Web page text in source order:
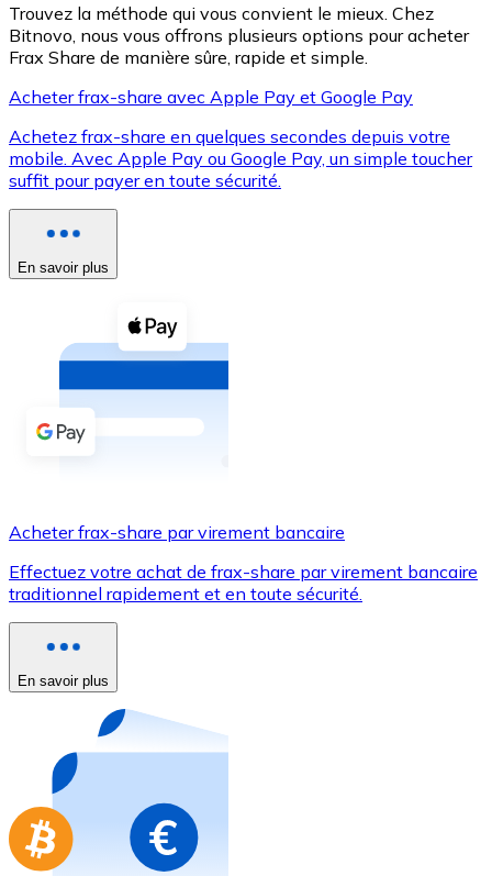
XRP
XRP
Voir toutes
Coupons crypto
Achetez des cryptomonnaies en espèces et d'autres
Acheter avec espèces
Virement SEPA
Utilisez les cartes Visa et Mastercard pour acheter
Acheter avec carte
Nouveau
Achetez des cartes-cadeaux de vos marques
Aller à la boutique de cartes-cadeaux
Trouvez la méthode qui vous convient le mieux. Chez
Bitnovo, nous vous offrons plusieurs options pour acheter
Frax Share de manière sûre, rapide et simple.
Acheter frax-share avec Apple Pay et Google Pay
Achetez frax-share en quelques secondes depuis votre
mobile. Avec Apple Pay ou Google Pay, un simple toucher
suffit pour payer en toute sécurité.
En savoir plus
Acheter frax-share par virement bancaire
Effectuez votre achat de frax-share par virement bancaire
traditionnel rapidement et en toute sécurité.
En savoir plus